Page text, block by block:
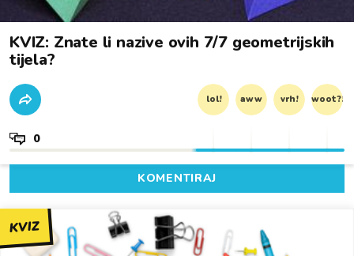
KVIZ: Znate li nazive ovih 7/7 geometrijskih
tijela?
lol! aww vrh! woot?!
0
KOMENTIRAJ
KVIZ